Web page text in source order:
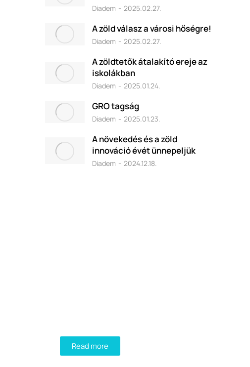
Diadem 2025.02.27.
A zöld válasz a városi hőségre!
Diadem 2025.02.27.
A zöldtetők átalakító ereje az
iskolákban
Diadem 2025.01.24.
GRO tagság
Diadem 2025.01.23.
A növekedés és a zöld
innováció évét ünnepeljük
Diadem 2024.12.18.
Read more